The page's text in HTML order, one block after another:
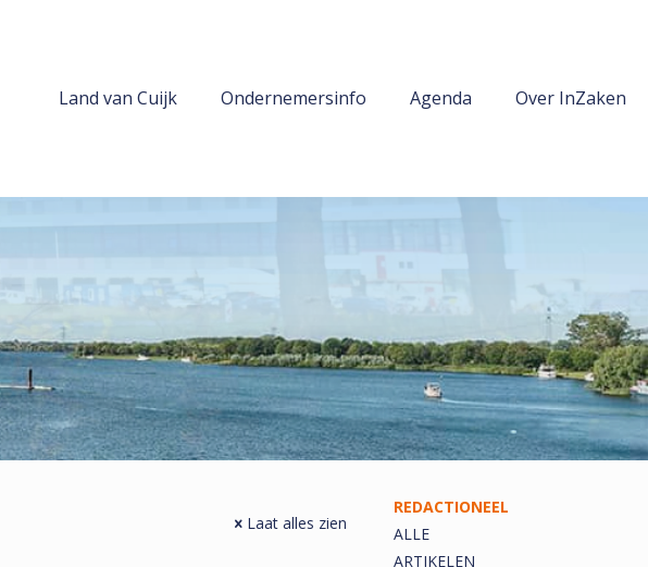
Land van Cuijk Ondernemersinfo Agenda Over InZaken
Laat alles zien
REDACTIONEEL
ALLE
ARTIKELEN